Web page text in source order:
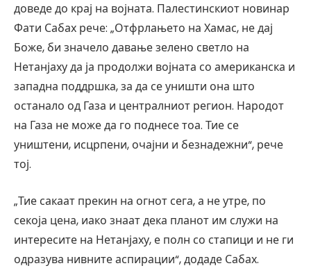
доведе до крај на војната. Палестинскиот новинар
Фати Сабах рече: „Отфрлањето на Хамас, не дај
Боже, би значело давање зелено светло на
Нетанјаху да ја продолжи војната со американска и
западна поддршка, за да се уништи она што
останало од Газа и централниот регион. Народот
на Газа не може да го поднесе тоа. Тие се
уништени, исцрпени, очајни и безнадежни“, рече
тој.
„Тие сакаат прекин на огнот сега, а не утре, по
секоја цена, иако знаат дека планот им служи на
интересите на Нетанјаху, е полн со стапици и не ги
одразува нивните аспирации“, додаде Сабах.